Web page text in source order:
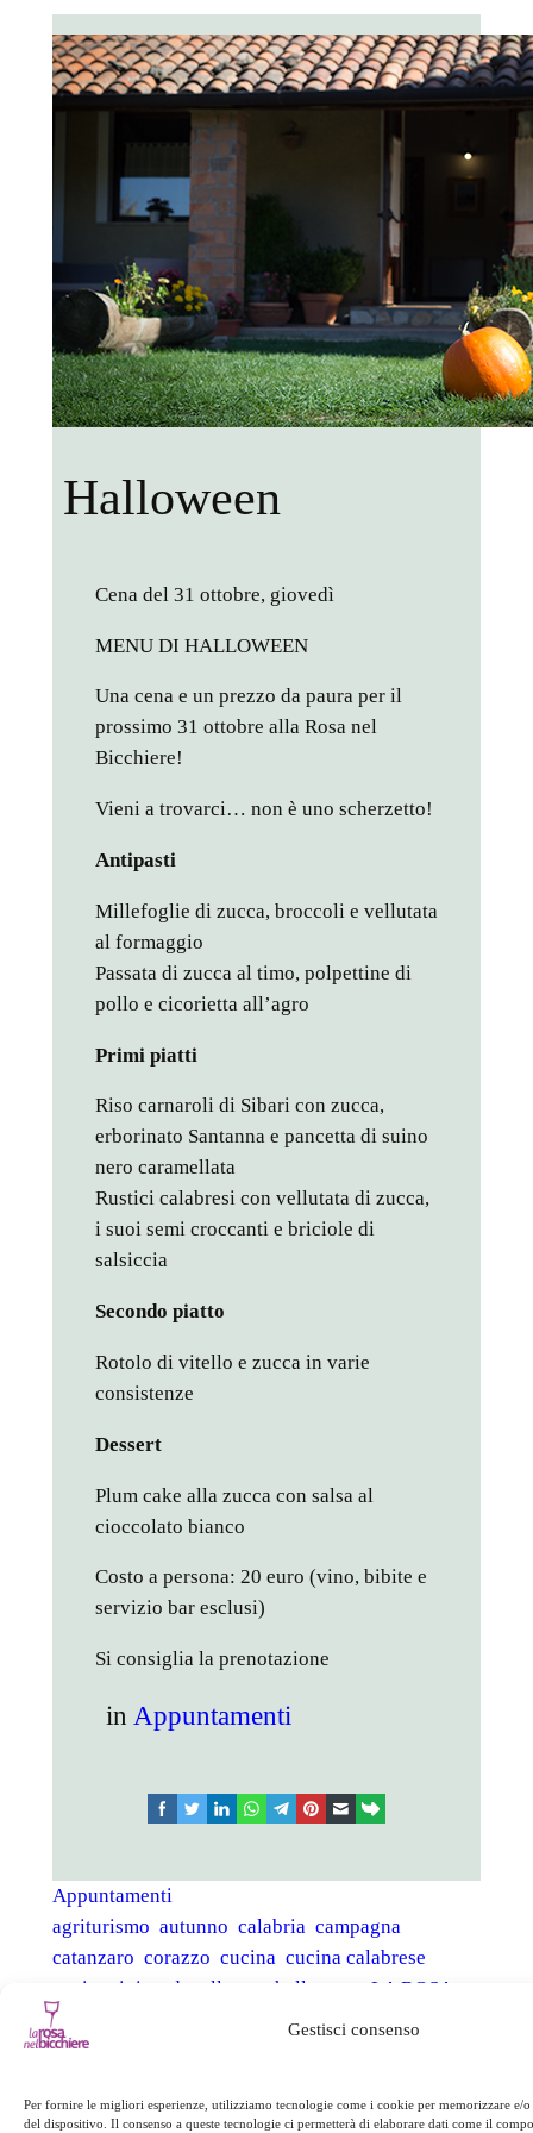
Gestisci consenso
Per fornire le migliori esperienze, utilizziamo tecnologie come i cookie per memorizzare e/
del dispositivo. Il consenso a queste tecnologie ci permetterà di elaborare dati come il
Halloween
Cena del 31 ottobre, giovedì
MENU DI HALLOWEEN
Una cena e un prezzo da paura per il
prossimo 31 ottobre alla Rosa nel
Bicchiere!
Vieni a trovarci… non è uno scherzetto!
Antipasti
Millefoglie di zucca, broccoli e vellutata
al formaggio
Passata di zucca al timo, polpettine di
pollo e cicorietta all’agro
Primi piatti
Riso carnaroli di Sibari con zucca,
erborinato Santanna e pancetta di suino
nero caramellata
Rustici calabresi con vellutata di zucca,
i suoi semi croccanti e briciole di
salsiccia
Secondo piatto
Rotolo di vitello e zucca in varie
consistenze
Dessert
Plum cake alla zucca con salsa al
cioccolato bianco
Costo a persona: 20 euro (vino, bibite e
servizio bar esclusi)
Si consiglia la prenotazione
in Appuntamenti
facebooktwitterlinkedinwhatsapptelegram
pinterest email link
Appuntamenti
agriturismo autunno calabria campagna
catanzaro corazzo cucina cucina calabrese
cucina tipica
decollatura halloween
LA ROSA
NEL BICCHIERE
LAMETINO lamezia
terme
SILA sila piccola soveria mannelli